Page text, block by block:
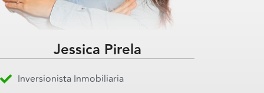
Jessica Pirela
Inversionista Inmobiliaria